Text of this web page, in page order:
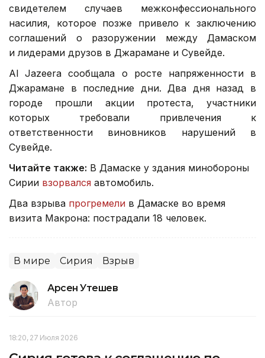
свидетелем случаев межконфессионального
насилия, которое позже привело к заключению
соглашений о разоружении между Дамаском
и лидерами друзов в Джарамане и Сувейде.
Al Jazeera сообщала о росте напряженности в
Джарамане в последние дни. Два дня назад в
городе прошли акции протеста, участники
которых требовали привлечения к
ответственности виновников нарушений в
Сувейде.
Читайте также: В Дамаске у здания минобороны
Сирии взорвался автомобиль.
Два взрыва прогремели в Дамаске во время
визита Макрона: пострадали 18 человек.
В мире Сирия Взрыв
Арсен Утешев
Автор
18:20, 27 Июля 2026